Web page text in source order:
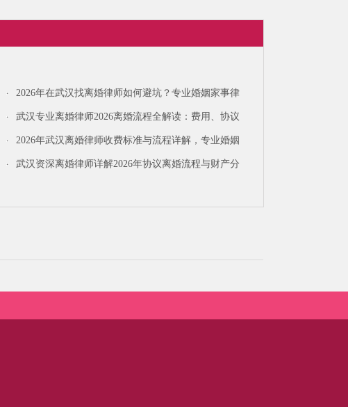
2026年在武汉找离婚律师如何避坑？专业婚姻家事律
武汉专业离婚律师2026离婚流程全解读：费用、协议
2026年武汉离婚律师收费标准与流程详解，专业婚姻
武汉资深离婚律师详解2026年协议离婚流程与财产分